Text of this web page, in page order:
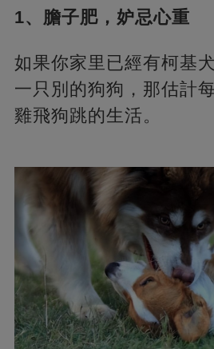
1、膽子肥，妒忌心重
如果你家里已經有柯基
一只別的狗狗，那估計
雞飛狗跳的生活。